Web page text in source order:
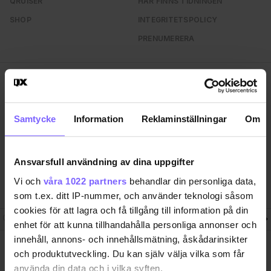
Samtycke Information Reklaminställningar Om
Ansvarsfull användning av dina uppgifter
Vi och våra 1022 partners behandlar din personliga data,
som t.ex. ditt IP-nummer, och använder teknologi såsom
cookies för att lagra och få tillgång till information på din
enhet för att kunna tillhandahålla personliga annonser och
innehåll, annons- och innehållsmätning, åskådarinsikter
och produktutveckling. Du kan själv välja vilka som får
använda din data och i vilka syften.
SHOP INTEGRITETSPOLICY
PRENUMERERA
QX Förlag AB är, sedan 1995, regnbågs-communityts
egen röst med månadstidningen QX och
nyhetstidningen qx.se som bevakar det samhälle vi
regelbundet event där QX-Galan utgör kronan på
verket.
Följ QX-Sveriges Regnbågsmedia
QX Förlag AB Box 17 218, S-104
62 Stockholm, Sweden. +46-8
Ansvarig utgivare
Jon Voss